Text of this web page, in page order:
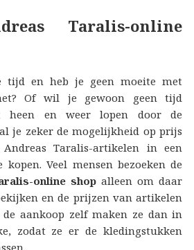
Taralis-online
tijd en heb je geen moeite met
Of wil je gewoon geen tijd
heen en weer lopen door de
je zeker de mogelijkheid op prijs
Taralis-artikelen in een
Veel mensen bezoeken de
online shop alleen om daar
en de prijzen van artikelen
aankoop zelf maken ze dan in
zodat ze er de kledingstukken